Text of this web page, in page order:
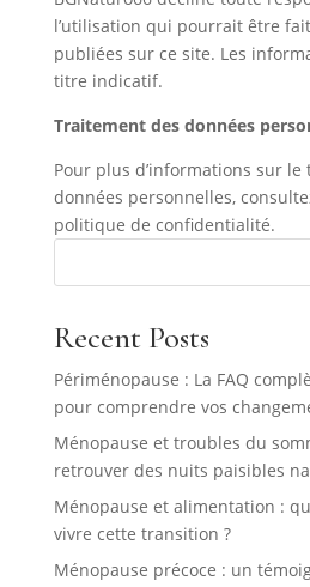
l’utilisation qui pourrait être
publiées sur ce site. Les
titre indicatif.
Traitement des données
Pour plus d’informations sur
données personnelles,
politique de confidentialité.
Recent Posts
Périménopause : La FAQ
pour comprendre vos
Ménopause et troubles du
retrouver des nuits paisibles
Ménopause et alimentation :
vivre cette transition ?
Ménopause précoce : un